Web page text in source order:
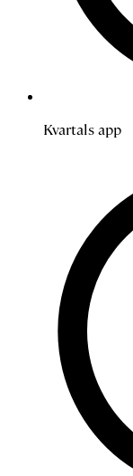
Kvartals app